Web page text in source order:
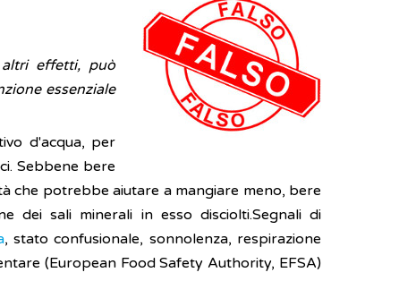
effetti, può
essenziale
d'acqua, per
Sebbene bere
che potrebbe aiutare a mangiare meno, bere
dei sali minerali in esso disciolti.Segnali di
, stato confusionale, sonnolenza, respirazione
(European Food Safety Authority, EFSA)